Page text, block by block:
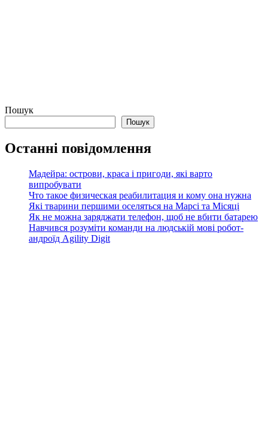
Пошук
Пошук
Останні повідомлення
Мадейра: острови, краса і пригоди, які варто
випробувати
Что такое физическая реабилитация и кому она нужна
Які тварини першими оселяться на Марсі та Місяці
Як не можна заряджати телефон, щоб не вбити батарею
Навчився розуміти команди на людській мові робот-
андроїд Agility Digit